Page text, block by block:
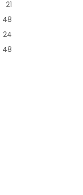
21
48
24
48